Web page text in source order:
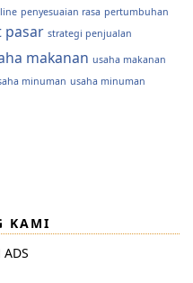
penyesuaian rasa pertumbuhan
pasar strategi penjualan
makanan usaha makanan
minuman usaha minuman
KAMI
ADS